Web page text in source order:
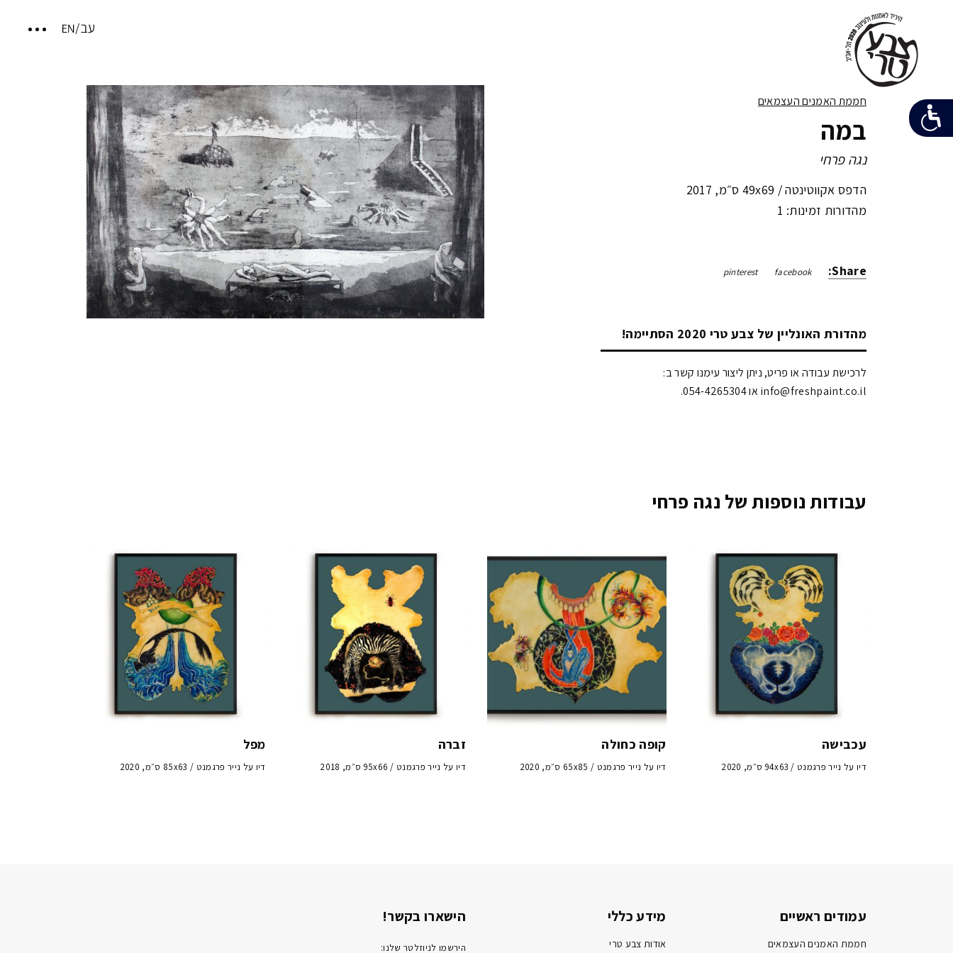
חממת האמנים העצמאים
במה
נגה פרחי
הדפס אקווטינטה / 49x69 ס״מ ,
מהדורות זמינות: 1
Share:
facebook
pinterest
מהדורת האונליין של צבע טרי 2020 הסתיימה!
לרכישת עבודה או פריט, ניתן ליצור עימנו קשר ב:
info@freshpaint.co.il‏ או 054-4265304.
עבודות נוספות של נגה פרחי
עכבישה
דיו על נייר פרגמנט / 94x63 ס״מ, 2020
קופה כחולה
דיו על נייר פרגמנט / 65x85 ס״מ, 2020
זברה
דיו על נייר פרגמנט / 95x66 ס״מ, 2018
מפל
דיו על נייר פרגמנט / 85x63 ס״מ, 2020
עמודים ראשיים
חממת האמנים העצמאים
מידע כללי
אודות צבע טרי
הישארו בקשר!
הירשמו לניוזלטר שלנו: